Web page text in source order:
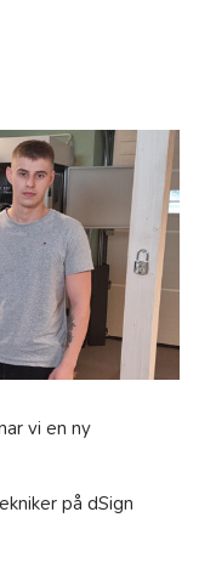
vi en ny
på dSign